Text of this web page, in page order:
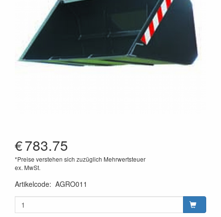
€783.75
*Preise verstehen sich zuzüglich Mehrwertsteuer
ex. MwSt.
Artikelcode: AGRO011